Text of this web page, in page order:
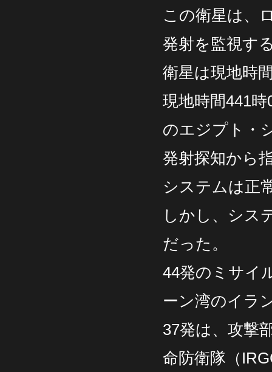
この衛星は、
発射を監視す
衛星は現地時
現地時間441
のエジプト・
発射探知から
システムは正
しかし、シス
だった。
44発のミサイ
ーン湾のイラ
37発は、攻撃
命防衛隊（